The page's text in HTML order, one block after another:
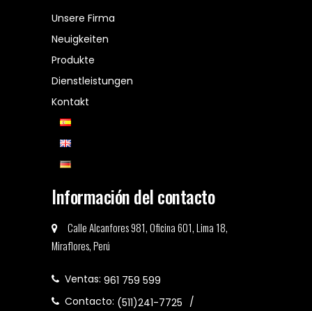
Unsere Firma
Neuigkeiten
Produkte
Dienstleistungen
Kontakt
Información del contacto
Calle Alcanfores 981, Oficina 601, Lima 18,
Miraflores, Perú
Ventas: 961 759 599
Contacto: (511)241-7725